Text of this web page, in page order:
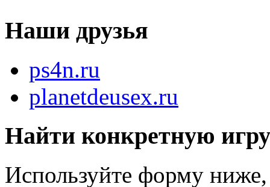
Наши друзья
ps4n.ru
planetdeusex.ru
Найти конкретную
Используйте форму